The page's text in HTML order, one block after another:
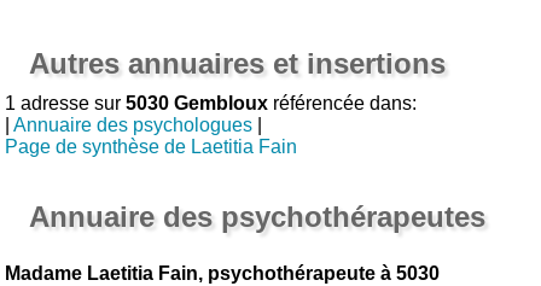
Autres annuaires et insertions
1 adresse sur5030 Gembloux référencée dans:
|Annuaire des psychologues
Page de synthèse de Laetitia Fain
Annuaire des psychothérapeutes
Madame Laetitia Fain, psychothérapeute à 5030